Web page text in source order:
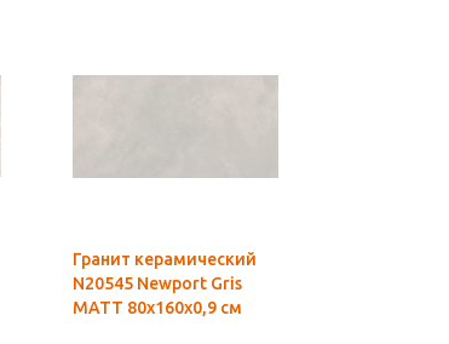
Гранит керамический
N20545 Newport Gris
MATT 80х160х0,9 см